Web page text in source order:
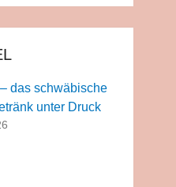
das schwäbische
unter Druck